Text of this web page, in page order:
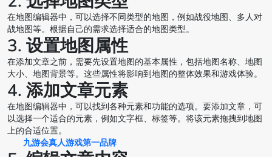
在地图编辑器中，可以选择不同类型的地图，例如战役地图、多人对
战地图等。根据自己的需求选择适合的地图类型。
3. 设置地图属性
在添加文章之前，需要先设置地图的基本属性，包括地图名称、地图
大小、地图背景等。这些属性将影响到地图的整体效果和游戏体验。
4. 添加文章元素
在地图编辑器中，可以找到各种元素和功能的选项。要添加文章，可
以选择一个适合的元素，例如文字框、标签等。将该元素拖拽到地图
上的合适位置。
九游会真人游戏第一品牌